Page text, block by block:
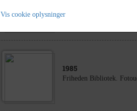
1985
Friheden Bibliotek.
Vis cookie oplysninger